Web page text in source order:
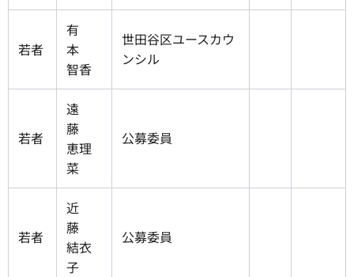
若者
有
本
智香
世田谷区ユースカウ
ンシル
若者
遠
藤
恵理
菜
公募委員
若者
近
藤
結衣
子
公募委員